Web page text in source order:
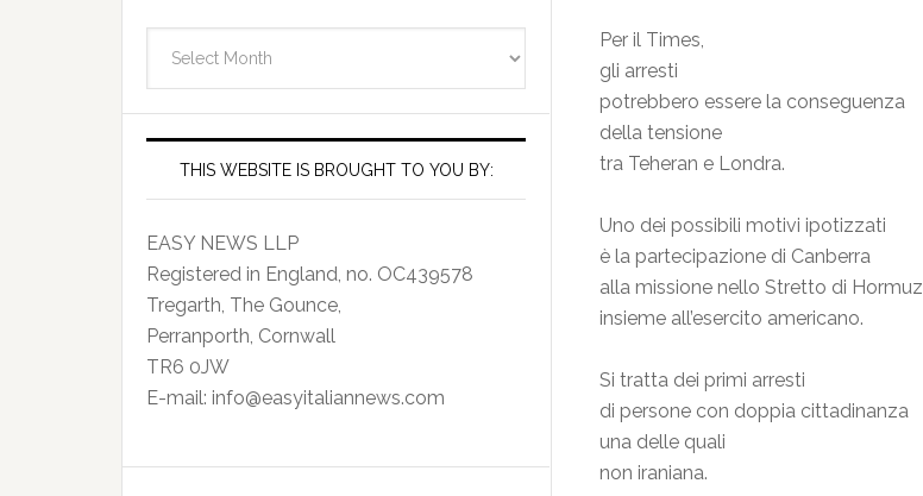
Per il Times,
gli arresti
potrebbero essere la conseguenza
della tensione
tra Teheran e Londra.
Uno dei possibili motivi ipotizzati
è la partecipazione di Canberra
alla missione nello Stretto di Hormuz
insieme all’esercito americano.
Si tratta dei primi arresti
di persone con doppia cittadinanza
una delle quali
non iraniana.
Archives
THIS WEBSITE IS BROUGHT TO YOU BY:
EASY NEWS LLP
Registered in England, no. OC439578
Tregarth, The Gounce,
Perranporth, Cornwall
TR6 0JW
E-mail: info@easyitaliannews.com